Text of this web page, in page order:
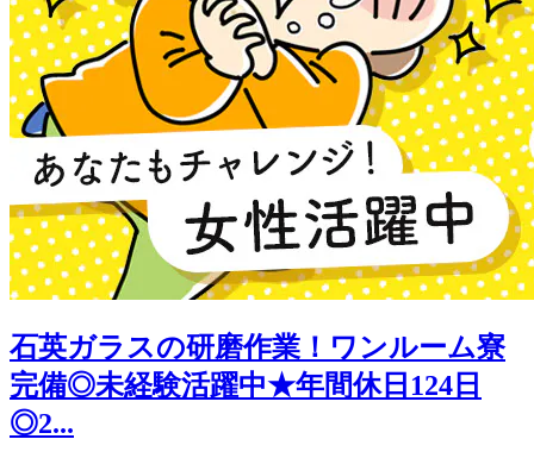
石英ガラスの研磨作業！ワンルーム寮
完備◎未経験活躍中★年間休日124日
◎2...